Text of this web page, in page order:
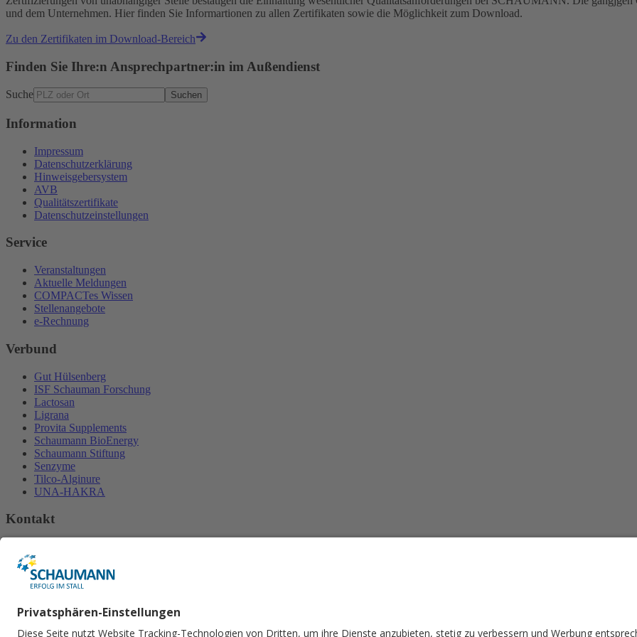
und dem Unternehmen. Hier finden Sie Informartionen zu allen Zertifikaten sowie die Möglichkeit zum Download.
Zu den Zertifikaten im Download-Bereich
Finden Sie Ihre:n Ansprechpartner:in im Außendienst
Suche Suchen
Information
Impressum
Datenschutzerklärung
Hinweisgebersystem
AVB
Qualitätszertifikate
Datenschutzeinstellungen
Service
Veranstaltungen
Aktuelle Meldungen
COMPACTes Wissen
Stellenangebote
e-Rechnung
Verbund
Gut Hülsenberg
ISF Schauman Forschung
Lactosan
Ligrana
Provita Supplements
Schaumann BioEnergy
Schaumann Stiftung
Senzyme
Tilco-Alginure
UNA-HAKRA
Kontakt
An der Mühlenau 4
25421 Pinneberg
+49 4101 218-2000
E-Mail senden